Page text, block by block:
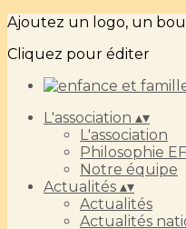
Ajoutez un logo, un
Cliquez pour éditer
L'association ▴▾
L'association
Philosophie
Notre équipe
Actualités ▴▾
Actualités
Actualités